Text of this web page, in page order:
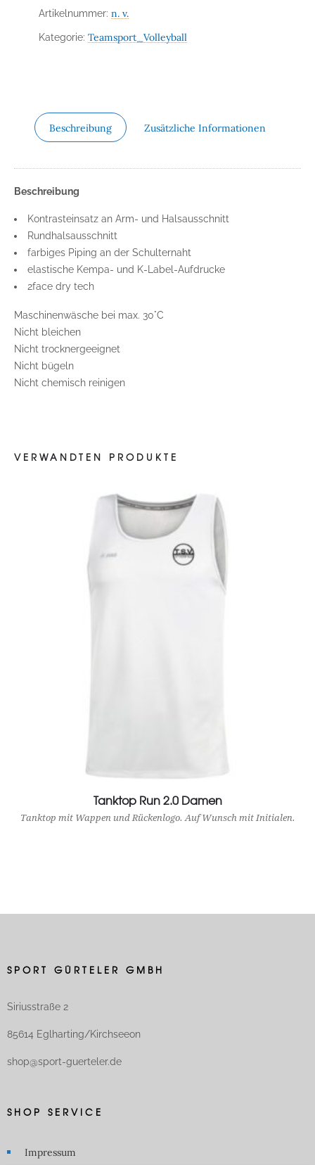
Artikelnummer: n. v.
Kategorie: Teamsport_Volleyball
Beschreibung Zusätzliche Informationen
Beschreibung
Kontrasteinsatz an Arm- und Halsausschnitt
Rundhalsausschnitt
farbiges Piping an der Schulternaht
elastische Kempa- und K-Label-Aufdrucke
2face dry tech
Maschinenwäsche bei max. 30°C
Nicht bleichen
Nicht trocknergeeignet
Nicht bügeln
Nicht chemisch reinigen
VERWANDTEN PRODUKTE
View Product
Tanktop Run 2.0 Damen
Tanktop mit Wappen und Rückenlogo. Auf Wunsch mit Initialen.
SPORT GÜRTELER GMBH
Siriusstraße 2
85614 Eglharting/Kirchseeon
shop@sport-guerteler.de
SHOP SERVICE
Impressum